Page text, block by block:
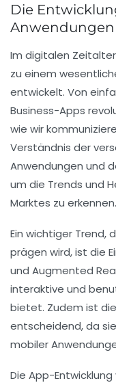
Die
Im digitalen
zu einem
entwickelt. Von
Business-Apps
wie wir
Verständnis der
Anwendungen und
um die Trends und
Marktes zu erkennen.
Ein wichtiger Trend,
prägen wird, ist die
und Augmented
interaktive und
bietet. Zudem ist
entscheidend, da
mobiler
Die App-